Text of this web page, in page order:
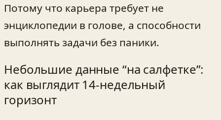
Потому что карьера требует не
энциклопедии в голове, а способности
выполнять задачи без паники.
Небольшие данные “на салфетке”:
как выглядит 14-недельный
горизонт